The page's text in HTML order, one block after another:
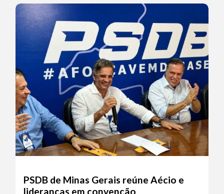
PSDB de Minas Gerais reúne Aécio e
lideranças em convenção